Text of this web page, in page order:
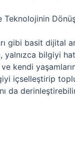
Teknolojinin
gibi basit
bilgiyi
kendi
içselleştirip
da